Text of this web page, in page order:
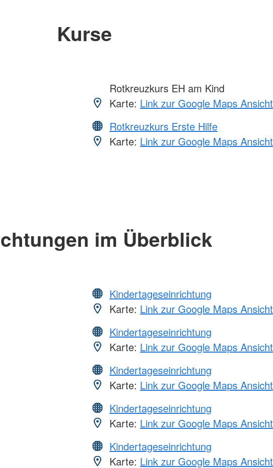
Kurse
Rotkreuzkurs EH am Kind
Karte: Link zur Google Maps Ansicht
Rotkreuzkurs Erste Hilfe
Karte: Link zur Google Maps Ansicht
im Überblick
Kindertageseinrichtung
Karte: Link zur Google Maps Ansicht
Kindertageseinrichtung
Karte: Link zur Google Maps Ansicht
Kindertageseinrichtung
Karte: Link zur Google Maps Ansicht
Kindertageseinrichtung
Karte: Link zur Google Maps Ansicht
Kindertageseinrichtung
Karte: Link zur Google Maps Ansicht